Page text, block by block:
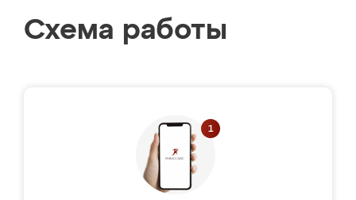
Схема работы